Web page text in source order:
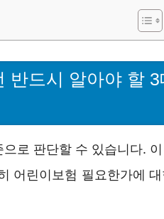
반드시 알아야 할 3
로 판단할 수 있습니다.
어린이보험 필요한가에